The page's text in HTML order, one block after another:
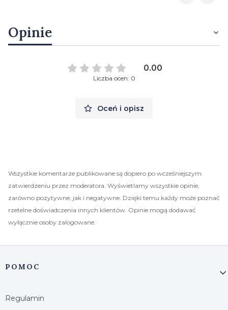
Opinie
0.00
Liczba ocen: 0
Oceń i opisz
Wszystkie komentarze publikowane są dopiero po wcześniejszym
zatwierdzeniu przez moderatora. Wyświetlamy wszystkie opinie,
zarówno pozytywne, jak i negatywne. Dzięki temu każdy może poznać
rzetelne doświadczenia innych klientów. Opinie mogą dodawać
wyłącznie osoby zalogowane.
Linki w stopce
POMOC
Regulamin